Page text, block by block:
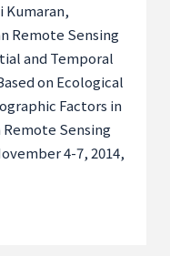
Kumaran,
Remote Sensing
and Temporal
on Ecological
Factors in
Remote Sensing
4-7, 2014,